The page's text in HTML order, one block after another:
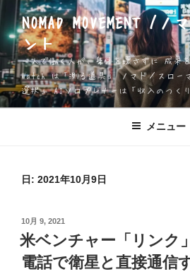
ン
テ
ン
ツ
へ
ス
NOMAD MOVEMENT /
ント
一人で働く人が、身体を壊さずに 成果
Watch は「測る道具」 ノマド／スロー
選択」 AIソロプレナーは「収入のつく
メニュー
日: 2021年10月9日
投
稿
日:
10月 9, 2021
米ベンチャー「リンク
電話で衛星と直接通信